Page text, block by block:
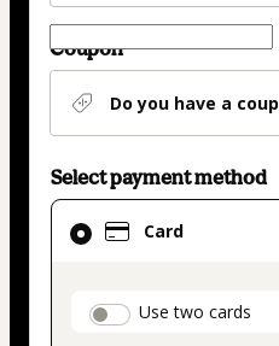
Coupon
Do you have a
Select payment method
Card
Use two cards
Card
selected
method